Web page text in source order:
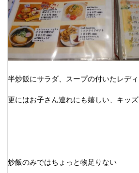
半炒飯にサラダ、スープの付いたレデ
更にはお子さん連れにも嬉しい、キッ
炒飯のみではちょっと物足りない